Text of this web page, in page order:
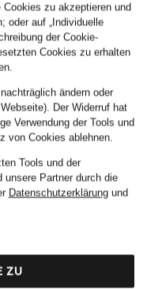
zu akzeptieren und
oder auf „Individuelle
der Cookie-
Cookies zu erhalten
ändern oder
Der Widerruf hat
Verwendung der Tools und
von Cookies ablehnen.
Tools und der
unsere Partner durch die
Datenschutzerklärungund
ZU